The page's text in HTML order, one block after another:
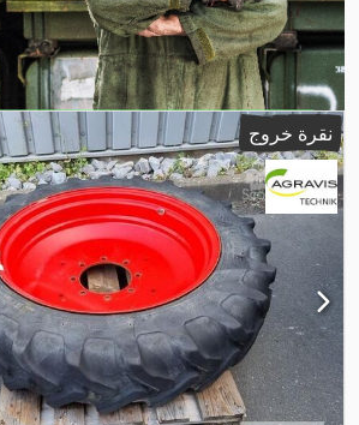
إنشاء إعلان نقرة خروج